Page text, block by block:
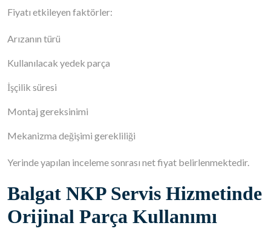
Fiyatı etkileyen faktörler:
Arızanın türü
Kullanılacak yedek parça
İşçilik süresi
Montaj gereksinimi
Mekanizma değişimi gerekliliği
Yerinde yapılan inceleme sonrası net fiyat belirlenmektedir.
Balgat NKP Servis Hizmetinde
Orijinal Parça Kullanımı